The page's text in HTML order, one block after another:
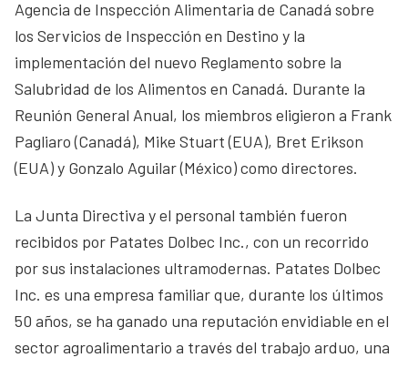
Agencia de Inspección Alimentaria de Canadá sobre
los Servicios de Inspección en Destino y la
implementación del nuevo Reglamento sobre la
Salubridad de los Alimentos en Canadá. Durante la
Reunión General Anual, los miembros eligieron a Frank
Pagliaro (Canadá), Mike Stuart (EUA), Bret Erikson
(EUA) y Gonzalo Aguilar (México) como directores.
La Junta Directiva y el personal también fueron
recibidos por Patates Dolbec Inc., con un recorrido
por sus instalaciones ultramodernas. Patates Dolbec
Inc. es una empresa familiar que, durante los últimos
50 años, se ha ganado una reputación envidiable en el
sector agroalimentario a través del trabajo arduo, una